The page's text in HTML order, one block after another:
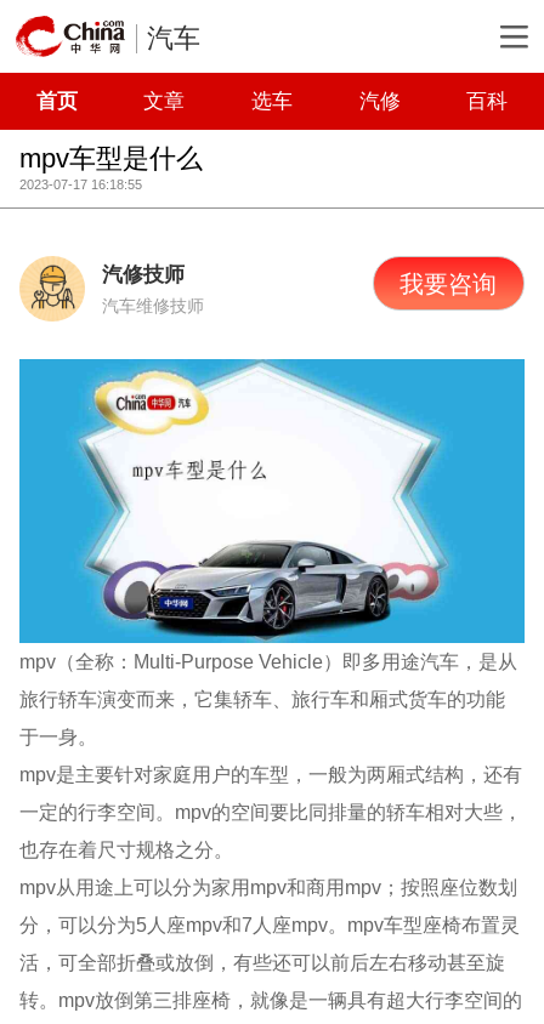
汽车
首页 文章 选车 汽修 百科
mpv车型是什么
2023-07-17 16:18:55
汽修技师
汽车维修技师
我要咨询
mpv（全称：Multi-Purpose Vehicle）即多用途汽车，是从
旅行轿车演变而来，它集轿车、旅行车和厢式货车的功能
于一身。
mpv是主要针对家庭用户的车型，一般为两厢式结构，还有
一定的行李空间。mpv的空间要比同排量的轿车相对大些，
也存在着尺寸规格之分。
mpv从用途上可以分为家用mpv和商用mpv；按照座位数划
分，可以分为5人座mpv和7人座mpv。mpv车型座椅布置灵
活，可全部折叠或放倒，有些还可以前后左右移动甚至旋
转。mpv放倒第三排座椅，就像是一辆具有超大行李空间的